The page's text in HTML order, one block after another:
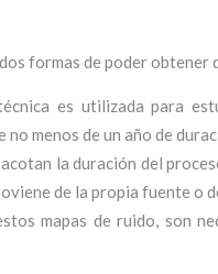
formas de poder obtener
es utilizada para
no menos de un año de
la duración del
de la propia fuente o
mapas de ruido, son